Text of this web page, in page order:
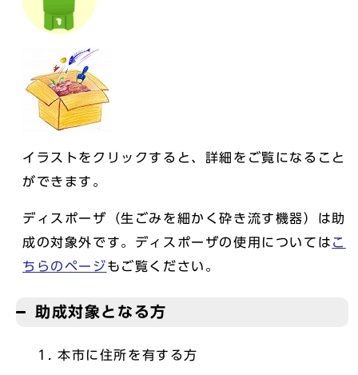
イラストをクリックすると、詳細をご覧になること
ができます。
ディスポーザ（生ごみを細かく砕き流す機器）は助
成の対象外です。ディスポーザの使用については こ
ちらのページもご覧ください。
助成対象となる方
本市に住所を有する方